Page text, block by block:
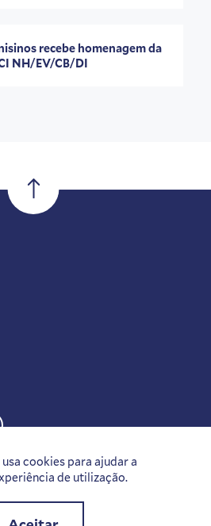
recebe homenagem da
NH/EV/CB/DI
cookies para ajudar a
de utilização.